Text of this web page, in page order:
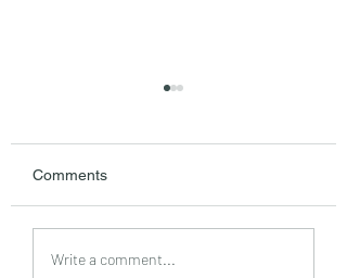
债务人过世了，债权人
Comments
Write a comment...